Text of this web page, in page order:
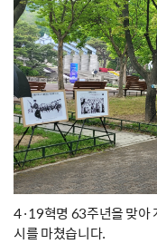
4·19혁명 63주년을 맞아
시를 마쳤습니다.